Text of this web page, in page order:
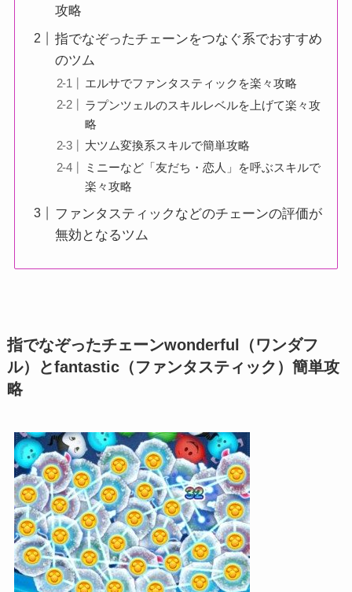
攻略
指でなぞったチェーンをつなぐ系でおすすめ
のツム
エルサでファンタスティックを楽々攻略
ラプンツェルのスキルレベルを上げて楽々攻
略
大ツム変換系スキルで簡単攻略
ミニーなど「友だち・恋人」を呼ぶスキルで
楽々攻略
ファンタスティックなどのチェーンの評価が
無効となるツム
指でなぞったチェーンwonderful（ワンダフ
ル）とfantastic（ファンタスティック）簡単攻
略